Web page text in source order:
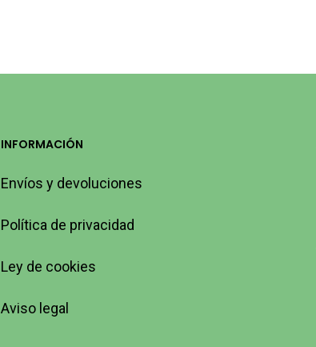
INFORMACIÓN
Envíos y devoluciones
Política de privacidad
Ley de cookies
Aviso legal